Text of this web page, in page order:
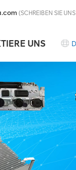
(SCHREIBEN SIE
UNS